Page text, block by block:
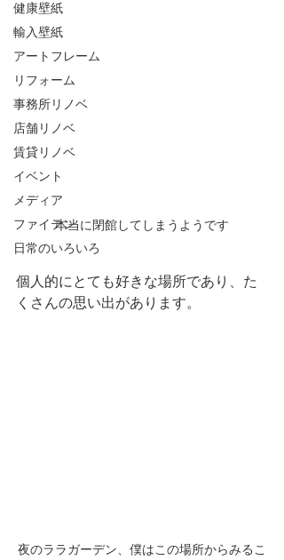
健康壁紙
輸入壁紙
アートフレーム
リフォーム
事務所リノベ
店舗リノベ
賃貸リノベ
イベント
メディア
ファイテン
日常のいろいろ
本当に閉館してしまうようです
個人的にとても好きな場所であり、た
くさんの思い出があります。
夜のララガーデン、僕はこの場所からみるこ